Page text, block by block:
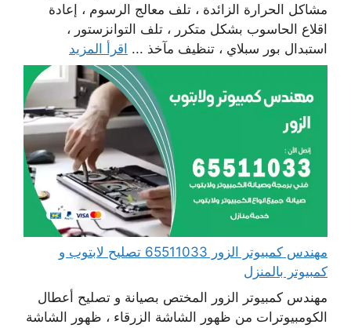
مشاكل الحرارة الزائدة ، تلف معالج الرسوم ، إعادة
اقلاع الحاسوب بشكل متكرر ، تلف التوانزستور ،
استبدال بور سبلاي ، تنظيف مآخذ ... اقرأ المزيد
مهندس كمبيوتر الزور 65511033 تصليح لابتوب و
كمبيوتر بالمنزل
مهندس كمبيوتر الزور المختص بصيانة و تصليح أعطال
الكومبيوترات من ظهور الشاشة الزرقاء ، ظهور الشاشة